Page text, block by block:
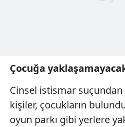
Çocuğa
Cinsel istismar
kişiler, çocukların
oyun parkı gibi yerlere